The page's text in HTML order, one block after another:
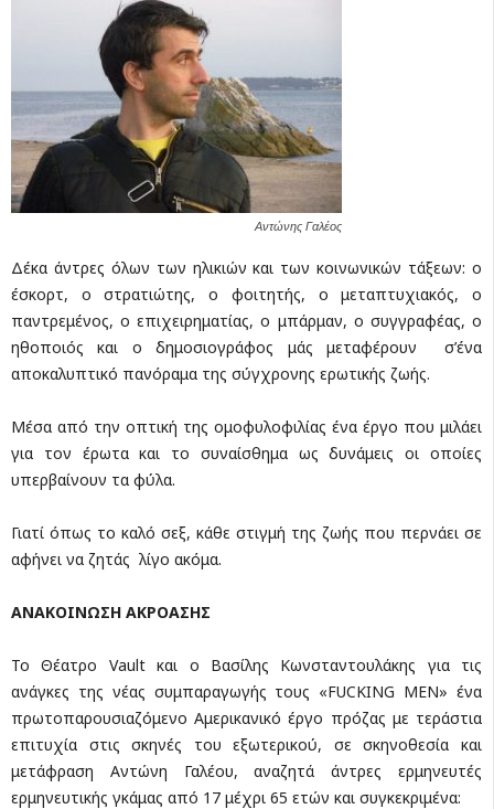
Αντώνης Γαλέος
Δέκα άντρες όλων των ηλικιών και των κοινωνικών τάξεων: ο
έσκορτ, ο στρατιώτης, ο φοιτητής, ο μεταπτυχιακός, ο
παντρεμένος, ο επιχειρηματίας, ο μπάρμαν, ο συγγραφέας, ο
ηθοποιός και ο δημοσιογράφος μάς μεταφέρουν σ’ένα
αποκαλυπτικό πανόραμα της σύγχρονης ερωτικής ζωής.
Μέσα από την οπτική της ομοφυλοφιλίας ένα έργο που μιλάει
για τον έρωτα και το συναίσθημα ως δυνάμεις οι οποίες
υπερβαίνουν τα φύλα.
Γιατί όπως το καλό σεξ, κάθε στιγμή της ζωής που περνάει σε
αφήνει να ζητάς λίγo ακόμα.
ΑΝΑΚΟΙΝΩΣΗ ΑΚΡΟΑΣΗΣ
Το Θέατρο Vault και ο Βασίλης Κωνσταντουλάκης για τις
ανάγκες της νέας συμπαραγωγής τους «FUCKING MEN» ένα
πρωτοπαρουσιαζόμενο Αμερικανικό έργο πρόζας με τεράστια
επιτυχία στις σκηνές του εξωτερικού, σε σκηνοθεσία και
μετάφραση Αντώνη Γαλέου, αναζητά άντρες ερμηνευτές
ερμηνευτικής γκάμας από 17 μέχρι 65 ετών και συγκεκριμένα: